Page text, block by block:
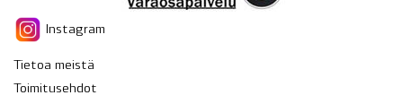
Instagram
Tietoa meistä
Toimitusehdot